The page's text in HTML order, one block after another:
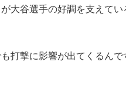
大谷選手の好調を支えてい
打撃に影響が出てくるんで